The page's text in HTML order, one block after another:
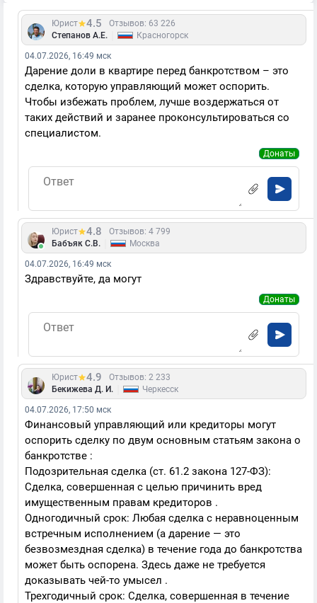
Юрист 4.5
Отзывов: 63 226
Степанов А.Е.
Красногорск
04.07.2026, 16:49 мск
Дарение доли в квартире перед банкротством – это
сделка, которую управляющий может оспорить.
Чтобы избежать проблем, лучше воздержаться от
таких действий и заранее проконсультироваться со
специалистом.
Донаты
Юрист 4.8
Отзывов: 4 799
Бабъяк С.В.
Москва
04.07.2026, 16:49 мск
Здравствуйте, да могут
Донаты
Юрист 4.9
Отзывов: 2 233
Бекижева Д. И.
Черкесск
04.07.2026, 17:50 мск
Финансовый управляющий или кредиторы могут
оспорить сделку по двум основным статьям закона о
банкротстве :
Подозрительная сделка (ст. 61.2 закона 127-ФЗ):
Сделка, совершенная с целью причинить вред
имущественным правам кредиторов .
Одногодичный срок: Любая сделка с неравноценным
встречным исполнением (а дарение — это
безвозмездная сделка) в течение года до банкротства
может быть оспорена. Здесь даже не требуется
доказывать чей-то умысел .
Трехгодичный срок: Сделка, совершенная в течение